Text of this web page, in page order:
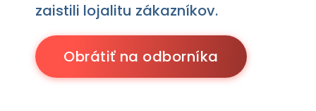
zaistili lojalitu zákazníkov.
Obrátiť na odborníka